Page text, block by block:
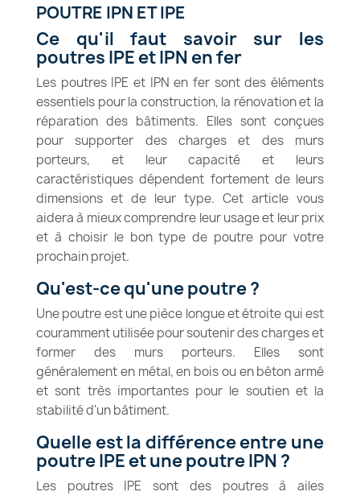
POUTRE IPN ET IPE
Ce qu'il faut savoir sur les
poutres IPE et IPN en fer
Les poutres IPE et IPN en fer sont des éléments
essentiels pour la construction, la rénovation et la
réparation des bâtiments. Elles sont conçues
pour supporter des charges et des murs
porteurs, et leur capacité et leurs
caractéristiques dépendent fortement de leurs
dimensions et de leur type. Cet article vous
aidera à mieux comprendre leur usage et leur prix
et à choisir le bon type de poutre pour votre
prochain projet.
Qu'est-ce qu'une poutre ?
Une poutre est une pièce longue et étroite qui est
couramment utilisée pour soutenir des charges et
former des murs porteurs. Elles sont
généralement en métal, en bois ou en béton armé
et sont très importantes pour le soutien et la
stabilité d'un bâtiment.
Quelle est la différence entre une
poutre IPE et une poutre IPN ?
Les poutres IPE sont des poutres à ailes